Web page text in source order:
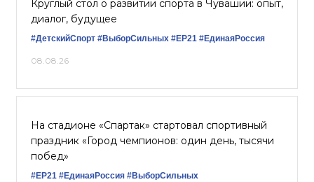
Круглый стол о развитии спорта в Чувашии: опыт,
диалог, будущее
#ДетскийСпорт #ВыборСильных #ЕР21 #ЕдинаяРоссия
08.08.26
На стадионе «Спартак» стартовал спортивный
праздник «Город чемпионов: один день, тысячи
побед»
#ЕР21 #ЕдинаяРоссия #ВыборСильных